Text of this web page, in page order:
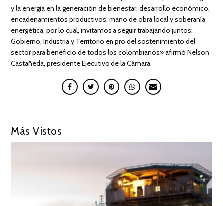
y la energía en la generación de bienestar, desarrollo económico,
encadenamientos productivos, mano de obra local y soberanía
energética, por lo cual, invitamos a seguir trabajando juntos:
Gobierno, Industria y Territorio en pro del sostenimiento del
sector para beneficio de todos los colombianos» afirmó Nelson
Castañeda, presidente Ejecutivo de la Cámara.
Más Vistos